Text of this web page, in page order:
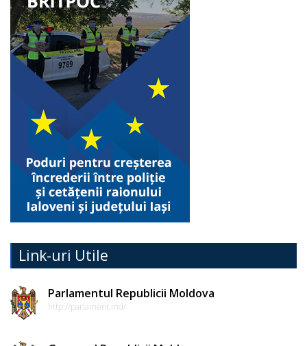
Link-uri Utile
Parlamentul Republicii Moldova
http://parlament.md/